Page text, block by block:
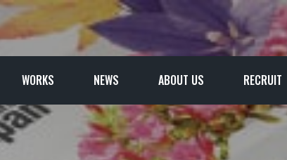
WORKS NEWS ABOUT US RECRUIT